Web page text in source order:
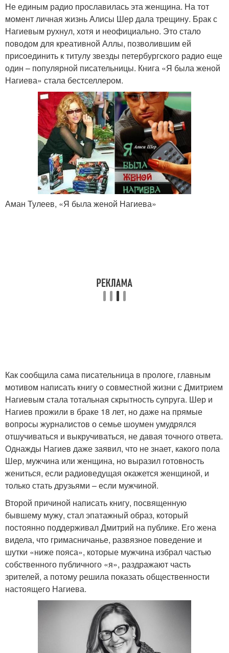
Не единым радио прославилась эта женщина. На тот
момент личная жизнь Алисы Шер дала трещину. Брак с
Нагиевым рухнул, хотя и неофициально. Это стало
поводом для креативной Аллы, позволившим ей
присоединить к титулу звезды петербургского радио еще
один – популярной писательницы. Книга «Я была женой
Нагиева» стала бестселлером.
Аман Тулеев, «Я была женой Нагиева»
Как сообщила сама писательница в прологе, главным
мотивом написать книгу о совместной жизни с Дмитрием
Нагиевым стала тотальная скрытность супруга. Шер и
Нагиев прожили в браке 18 лет, но даже на прямые
вопросы журналистов о семье шоумен умудрялся
отшучиваться и выкручиваться, не давая точного ответа.
Однажды Нагиев даже заявил, что не знает, какого пола
Шер, мужчина или женщина, но выразил готовность
жениться, если радиоведущая окажется женщиной, и
только стать друзьями – если мужчиной.
Второй причиной написать книгу, посвященную
бывшему мужу, стал эпатажный образ, который
постоянно поддерживал Дмитрий на публике. Его жена
видела, что гримасничанье, развязное поведение и
шутки «ниже пояса», которые мужчина избрал частью
собственного публичного «я», раздражают часть
зрителей, а потому решила показать общественности
настоящего Нагиева.